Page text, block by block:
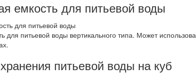
емкость для питьевой воды
для питьевой воды вертикального типа. Может
питьевой воды на куб